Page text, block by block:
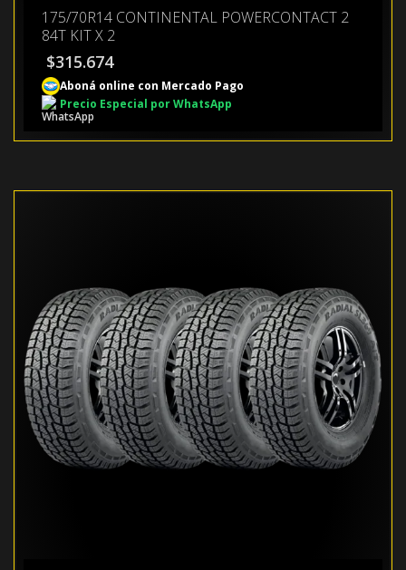
175/70R14 CONTINENTAL POWERCONTACT 2
84T KIT X 2
$315.674
Aboná online con Mercado Pago
Precio Especial por WhatsApp